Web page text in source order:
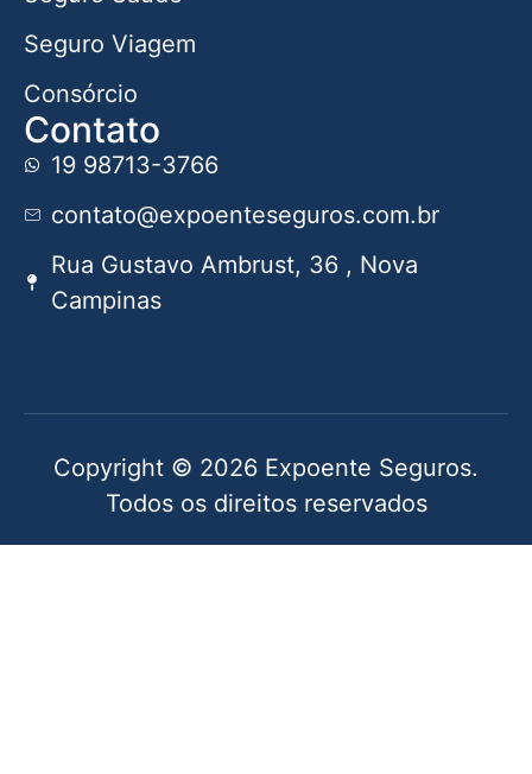
Seguro Viagem
Consórcio
Contato
19 98713-3766
contato@expoenteseguros.com.br
Rua Gustavo Ambrust, 36 , Nova
Campinas
Copyright © 2026 Expoente Seguros.
Todos os direitos reservados